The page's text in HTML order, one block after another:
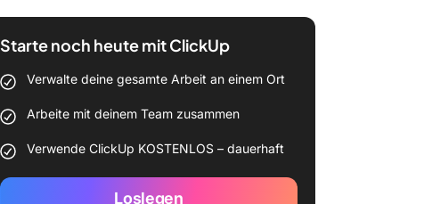
Starte noch heute mit ClickUp
Verwalte deine gesamte Arbeit an einem Ort
Arbeite mit deinem Team zusammen
Verwende ClickUp KOSTENLOS – dauerhaft
Loslegen